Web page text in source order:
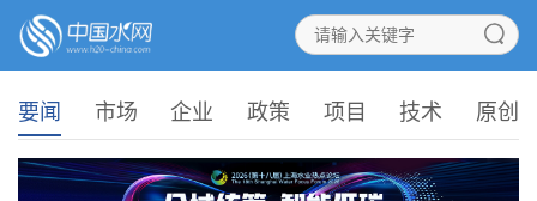
要闻 市场 企业 政策 项目 技术 原创